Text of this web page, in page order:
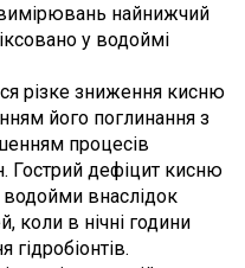
найнижчий
у водоймі
різке зниження кисню
його поглинання з
процесів
Гострий дефіцит кисню
водойми внаслідок
коли в нічні години